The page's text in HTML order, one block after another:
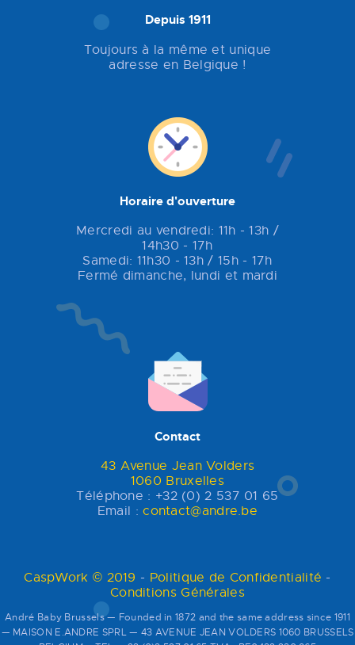
Depuis 1911
Toujours à la même et unique
adresse en Belgique !
Horaire d'ouverture
Mercredi au vendredi: 11h - 13h /
14h30 - 17h
Samedi: 11h30 - 13h / 15h - 17h
Fermé dimanche, lundi et mardi
Contact
43 Avenue Jean Volders
1060 Bruxelles
Téléphone : +32 (0) 2 537 01 65
Email :contact@andre.be
CaspWork © 2019 - Politique de Confidentialité -
Conditions Générales
André Baby Brussels — Founded in 1872 and the same address since 1911
— MAISON E.ANDRE SPRL — 43 AVENUE JEAN VOLDERS 1060 BRUSSELS